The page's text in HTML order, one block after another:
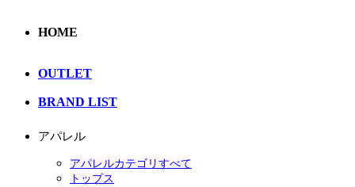
HOME
OUTLET
BRAND LIST
アパレル
アパレルカテゴリすべて
トップス